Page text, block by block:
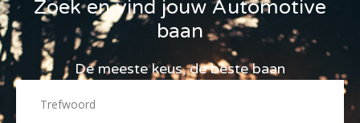
Zoek en vind jouw Automotive
baan
De meeste keus, de beste baan